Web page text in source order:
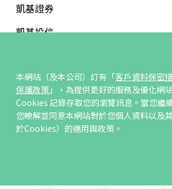
本網站（及本公司）訂有「客戶資料保密
保護政策」，為提供更好的服務及優化網
Cookies 記錄存取您的瀏覽訊息。當您繼
您暸解並同意本網站對於您個人資料以及
於Cookies）的運用與政策。
凱基證券
凱基投信
訂閱/取消電子報